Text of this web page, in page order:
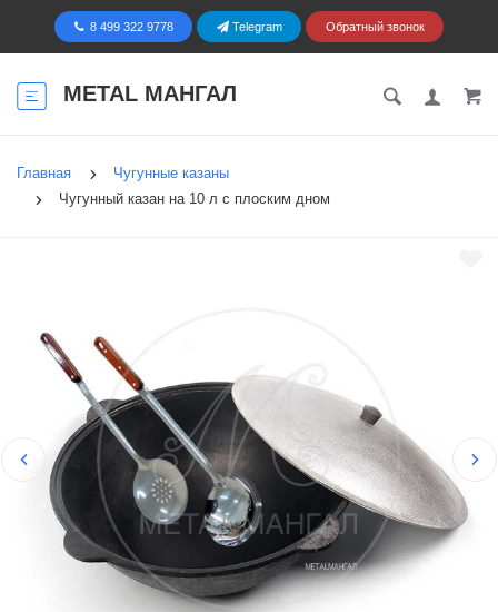
8 499 322 9778 Telegram Обратный звонок
METAL МАНГАЛ
Главная
Чугунные казаны
Чугунный казан на 10 л с плоским дном